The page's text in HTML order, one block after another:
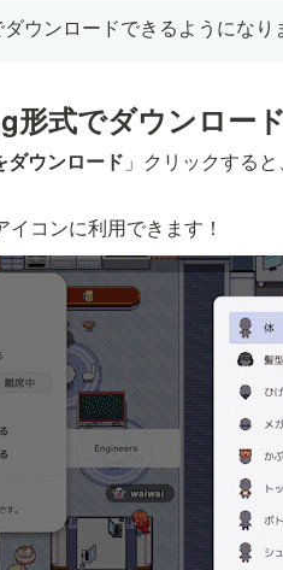
ウンロードできるようになり
形式でダウンロー
ダウンロード 」クリックする
コンに利用できます！